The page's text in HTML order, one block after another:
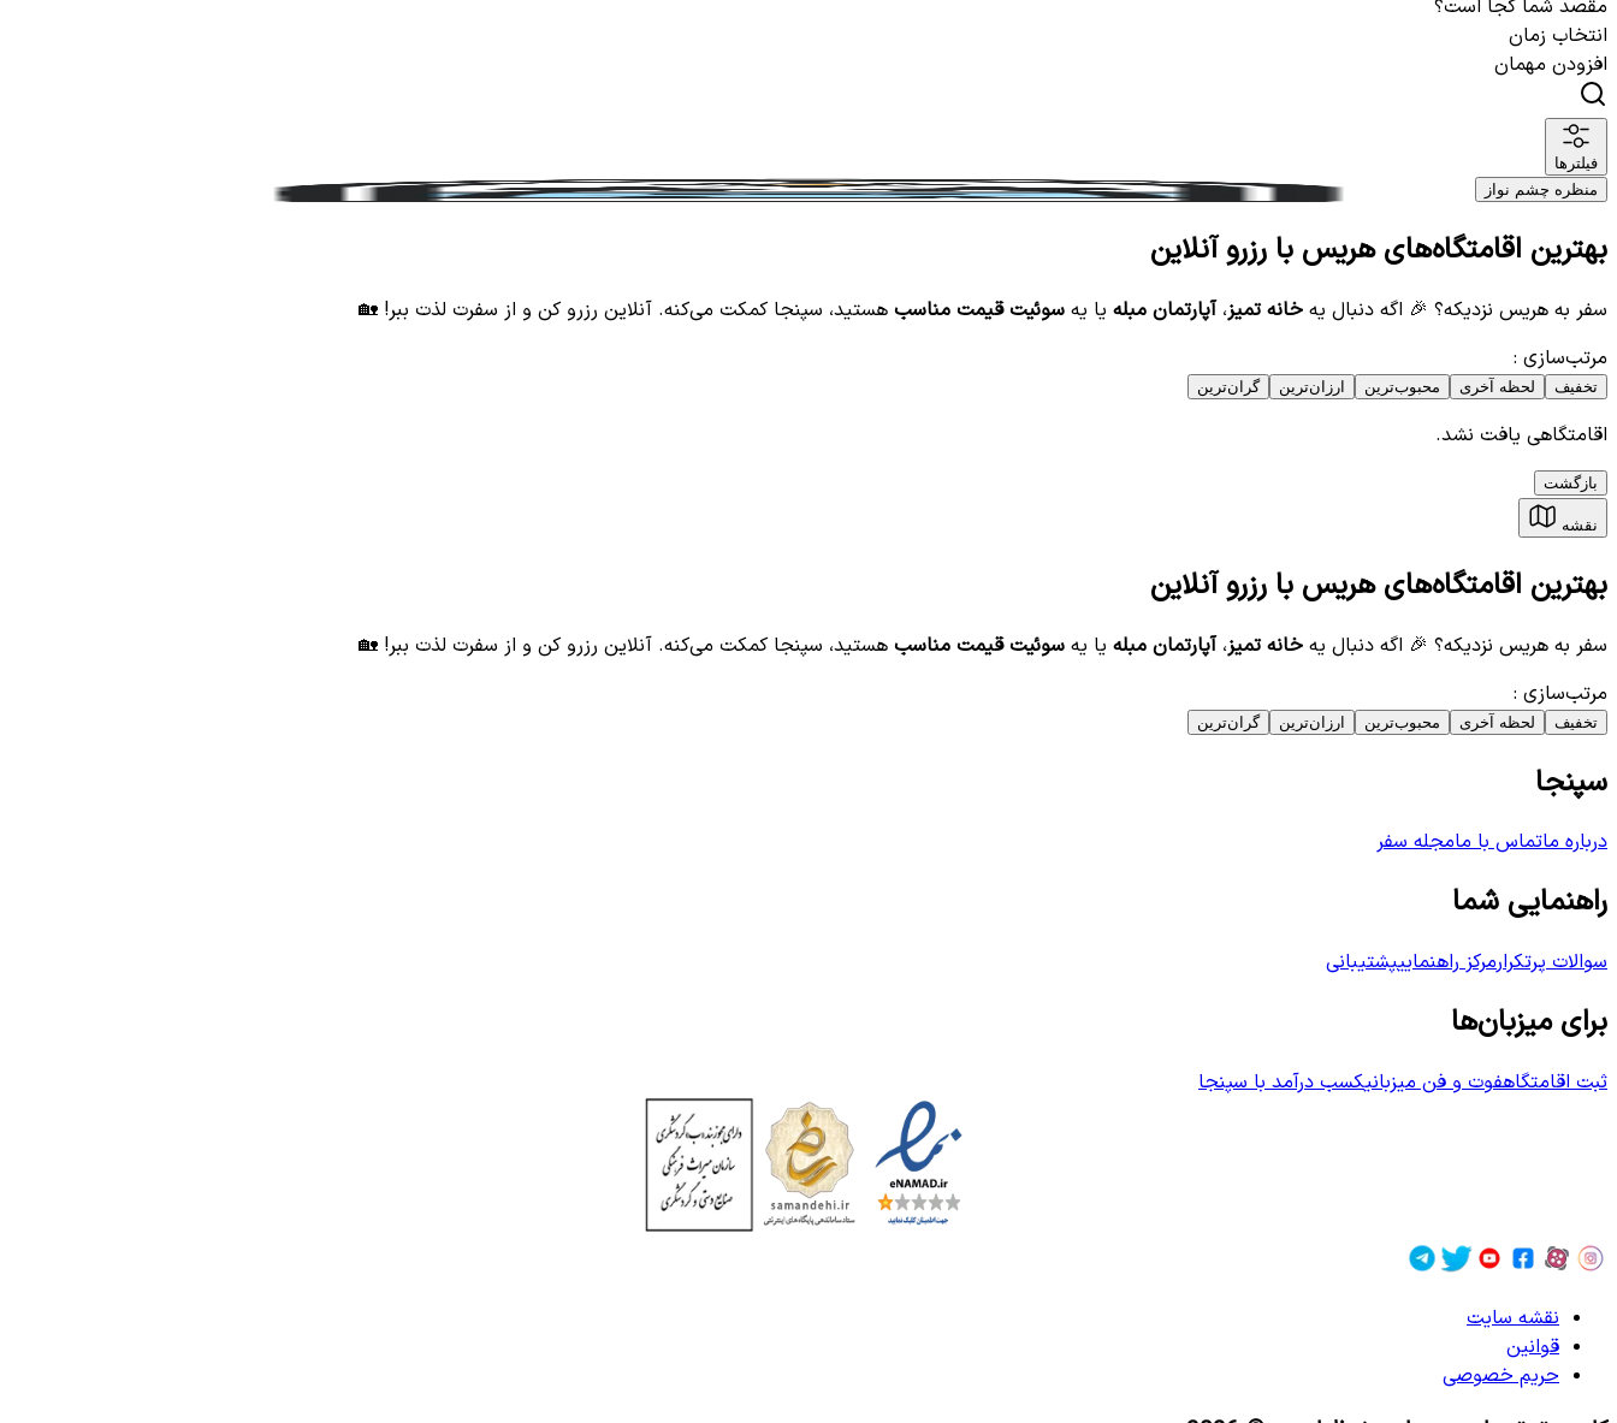
مقصد شما کجا است؟
انتخاب زمان
افزودن مهمان
فیلترها
منظره چشم نواز
بهترین اقامتگاه‌های هریس با رزرو آنلاین
سفر به هریس نزدیکه؟ 🎉 اگه دنبال یه خانه تمیز،آپارتمان مبله یا یه سوئیت قیمت مناسب هستید، سپنجا کمکت می‌کنه. آنلاین رزرو کن و از سفرت لذت ببر! 🏡
مرتب‌سازی :
تخفیف لحظه آخری محبوب‌ترین ارزان‌ترین گران‌ترین
اقامتگاهی یافت نشد.
بازگشت
نقشه
بهترین اقامتگاه‌های هریس با رزرو آنلاین
سفر به هریس نزدیکه؟ 🎉 اگه دنبال یه خانه تمیز،آپارتمان مبله یا یه سوئیت قیمت مناسب هستید، سپنجا کمکت می‌کنه. آنلاین رزرو کن و از سفرت لذت ببر! 🏡
مرتب‌سازی :
تخفیف لحظه آخری محبوب‌ترین ارزان‌ترین گران‌ترین
سپنجا
درباره ماتماس با مامجله سفر
راهنمایی شما
سوالات پرتکرارمرکز راهنماییپشتیبانی
برای میزبان‌ها
ثبت اقامتگاهفوت و فن میزبانیکسب درآمد با سپنجا
نقشه سایت
قوانین
حریم خصوصی